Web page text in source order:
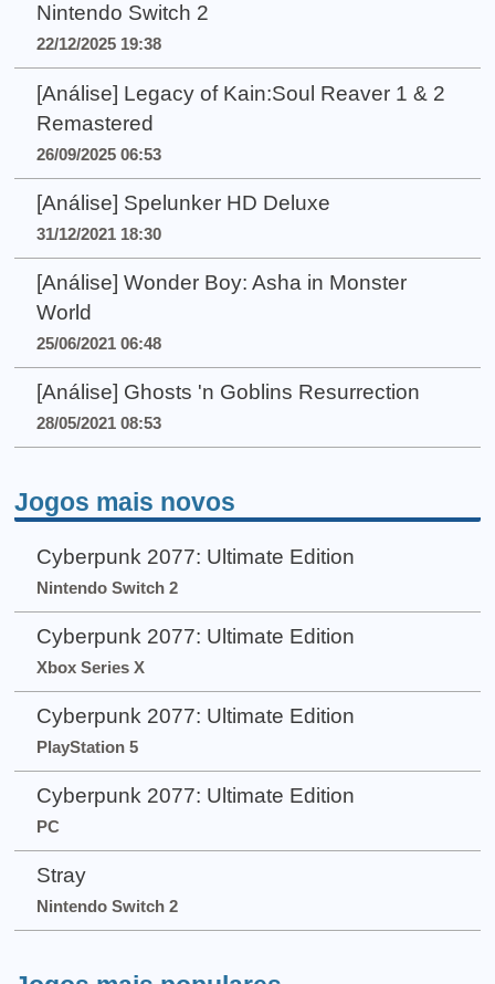
Nintendo Switch 2
22/12/2025 19:38
[Análise] Legacy of Kain:Soul Reaver 1 & 2
Remastered
26/09/2025 06:53
[Análise] Spelunker HD Deluxe
31/12/2021 18:30
[Análise] Wonder Boy: Asha in Monster
World
25/06/2021 06:48
[Análise] Ghosts 'n Goblins Resurrection
28/05/2021 08:53
Jogos mais novos
Cyberpunk 2077: Ultimate Edition
Nintendo Switch 2
Cyberpunk 2077: Ultimate Edition
Xbox Series X
Cyberpunk 2077: Ultimate Edition
PlayStation 5
Cyberpunk 2077: Ultimate Edition
PC
Stray
Nintendo Switch 2